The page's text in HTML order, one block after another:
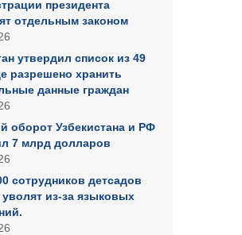
президента
отдельным законом
утвердил список из 49
разрешено хранить
данные граждан
оборот Узбекистана и РФ
7 млрд долларов
сотрудников детсадов
из-за языковых